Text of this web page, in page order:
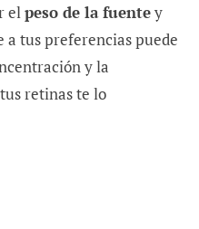
elpeso de la fuentey
a tus preferencias puede
y la
retinas te lo